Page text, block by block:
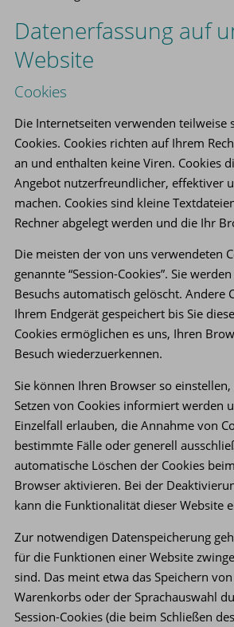
Datenerfassung auf
Website
Cookies
Die Internetseiten verwenden teilweise
Cookies. Cookies richten auf Ihrem
an und enthalten keine Viren. Cookies
Angebot nutzerfreundlicher, effektiver
machen. Cookies sind kleine
Rechner abgelegt werden und die Ihr
Die meisten der von uns verwendeten
genannte “Session-Cookies”. Sie
Besuchs automatisch gelöscht. Andere
Ihrem Endgerät gespeichert bis Sie
Cookies ermöglichen es uns, Ihren
Besuch wiederzuerkennen.
Sie können Ihren Browser so einstellen,
Setzen von Cookies informiert werden
Einzelfall erlauben, die Annahme von
bestimmte Fälle oder generell
automatische Löschen der Cookies
Browser aktivieren. Bei der
kann die Funktionalität dieser Website
Zur notwendigen Datenspeicherung
für die Funktionen einer Website
sind. Das meint etwa das Speichern
Warenkorbs oder der Sprachauswahl
Session-Cookies (die beim Schließen